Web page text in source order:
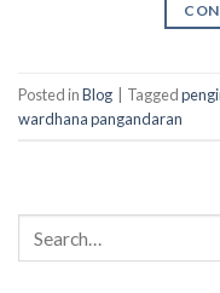
Posted inBlog Tagged
wardhana pangandaran